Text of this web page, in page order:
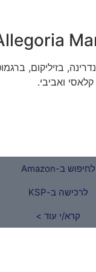
בזיליקום,
ואביבי.
לחיפוש ב-Amazon
לרכישה ב-KSP
קרא/י עוד >